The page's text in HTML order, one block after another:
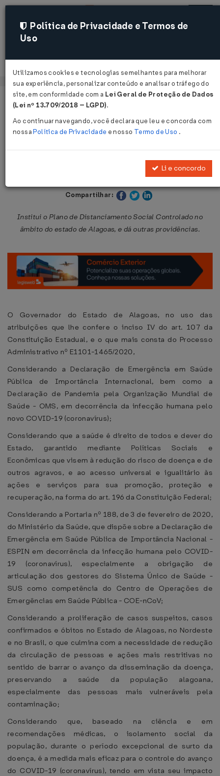
Acessar
Página Inicial Legislações
Decreto Nº 70145 DE 22/06/2020
Publicado no DOE - AL em 22 jun 2020
Compartilhar:
Institui o Plano de Distanciamento Social Controlado no
âmbito do estado de Alagoas, e dá outras providências.
O Governador do Estado de Alagoas, no uso das
atribuições que lhe confere o inciso IV do art. 107 da
Constituição Estadual, e o que mais consta do Processo
Administrativo nº E1101-1465/2020,
Considerando a Declaração de Emergência em Saúde
Pública de Importância Internacional, bem como a
Declaração de Pandemia pela Organização Mundial de
Saúde - OMS, em decorrência da infecção humana pelo
novo COVID-19 (coronavírus);
Considerando que a saúde é direito de todos e dever do
Estado, garantido mediante Políticas Sociais e
Econômicas que visem à redução do risco de doença e de
outros agravos, e ao acesso universal e igualitário às
ações e serviços para sua promoção, proteção e
recuperação, na forma do art. 196 da Constituição Federal;
Considerando a Portaria nº 188, de 3 de fevereiro de 2020,
do Ministério da Saúde, que dispõe sobre a Declaração de
Emergência em Saúde Pública de Importância Nacional -
ESPIN em decorrência da infecção humana pelo COVID-
19 (coronavírus), especialmente a obrigação de
articulação dos gestores do Sistema Único de Saúde -
SUS como competência do Centro de Operações de
Emergências em Saúde Pública - COE-nCoV;
Considerando a proliferação de casos suspeitos, casos
confirmados e óbitos no Estado de Alagoas, no Nordeste
e no Brasil, o que culmina com a necessidade de redução
da circulação de pessoas e ações mais restritivas no
sentido de barrar o avanço da disseminação da doença,
preservando a saúde da população alagoana,
especialmente das pessoas mais vulneráveis pela
contaminação;
Considerando que, baseado na ciência e em
recomendações médicas, o isolamento social da
população, durante o período excepcional de surto da
doença, é a medida mais eficaz para o controle do avanço
do COVID-19 (coronavírus), tendo em vista seu impacto
Política de Privacidade e Termos de
Uso
Utilizamos cookies e tecnologias semelhantes para melhorar
sua experiência, personalizar conteúdo e analisar o tráfego do
site, em conformidade com a Lei Geral de Proteção de Dados
(Lei nº 13.709/2018 – LGPD).
Ao continuar navegando, você declara que leu e concorda com
nossaPolítica de Privacidade e nosso Termo de Uso .
Li e concordo